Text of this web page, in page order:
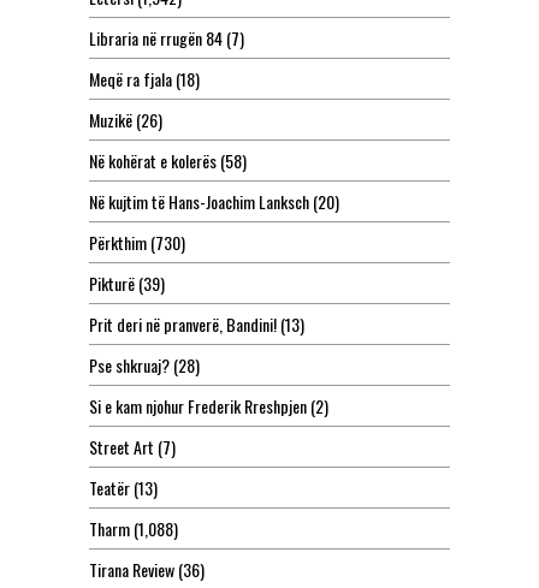
Libraria në rrugën 84(7)
Meqë ra fjala(18)
Muzikë(26)
Në kohërat e kolerës(58)
Në kujtim të Hans-Joachim Lanksch(20)
Përkthim(730)
Pikturë(39)
Prit deri në pranverë, Bandini!(13)
Pse shkruaj?(28)
Si e kam njohur Frederik Rreshpjen(2)
Street Art (7)
Teatër(13)
Tharm(1,088)
Tirana Review(36)